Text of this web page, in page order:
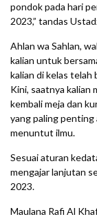
pondok pada hari
2023,” tandas
Ahlan wa Sahlan,
kalian untuk
kalian di kelas telah
Kini, saatnya kalian
kembali meja dan
yang paling penting
menuntut ilmu.
Sesuai aturan
mengajar lanjutan
2023.
Maulana Rafi Al